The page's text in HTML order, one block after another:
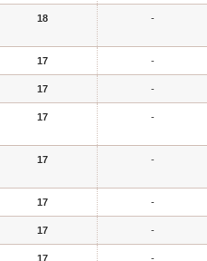
18 -
17 -
17 -
17 -
17 -
17 -
17 -
17 -